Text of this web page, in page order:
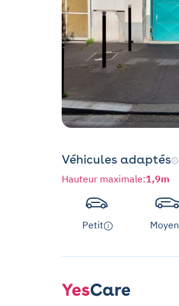
Véhicules adaptés
Hauteur maximale:1,9m
Petit Moyen